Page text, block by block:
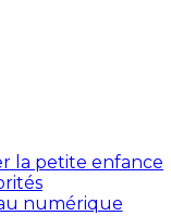
la petite enfance
numérique